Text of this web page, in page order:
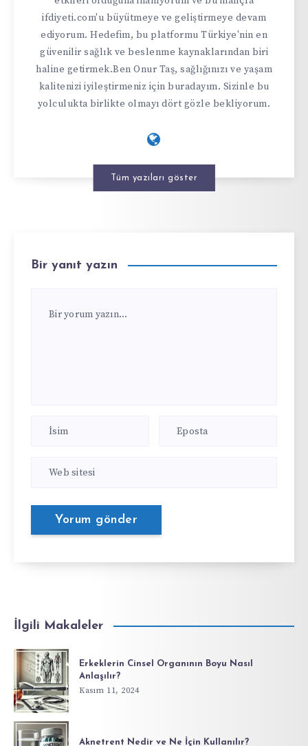
ifdiyeti.com'u büyütmeye ve geliştirmeye devam
ediyorum. Hedefim, bu platformu Türkiye'nin en
güvenilir sağlık ve beslenme kaynaklarından biri
haline getirmek.Ben Onur Taş, sağlığınızı ve yaşam
kalitenizi iyileştirmeniz için buradayım. Sizinle bu
yolculukta birlikte olmayı dört gözle bekliyorum.
Tüm yazıları göster
Bir yanıt yazın
İlgili Makaleler
Erkeklerin Cinsel Organının Boyu Nasıl
Anlaşılır?
Kasım 11, 2024
Aknetrent Nedir ve Ne İçin Kullanılır?